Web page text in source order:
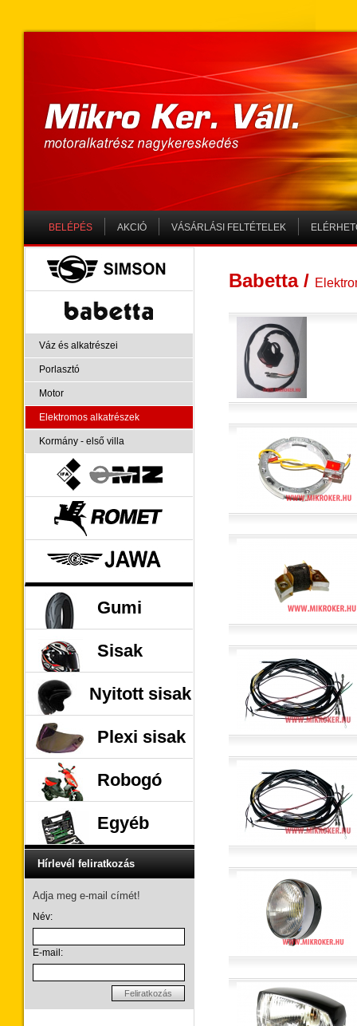
BELÉPÉS AKCIÓ VÁSÁRLÁSI FELTÉTELEK
SIMSON
Babetta
Váz és alkatrészei
Porlasztó
Motor
Elektromos alkatrészek
Kormány - első villa
MZ
ROMET
JAWA
Gumi
Sisak
Nyitott sisak
Plexi sisak
Robogó
Egyéb
Hírlevél feliratkozás
Adja meg e-mail címét!
Név:
E-mail:
Feliratkozás
Babetta/